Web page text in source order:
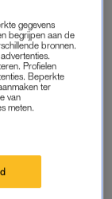
of
gegevens
begrijpen aan de
bronnen.
Profielen
Beperkte
ter
van
meten.